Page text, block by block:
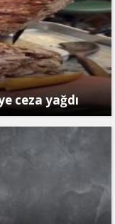
ceza yağdı